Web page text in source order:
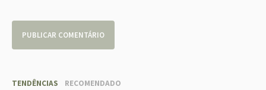
TENDÊNCIAS RECOMENDADO